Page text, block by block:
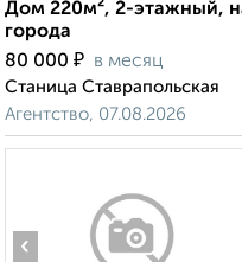
Дом 220м², 2-этажный,
города
80 000 ₽ в месяц
Станица Ставрапольская
Агентство, 07.08.2026
‹